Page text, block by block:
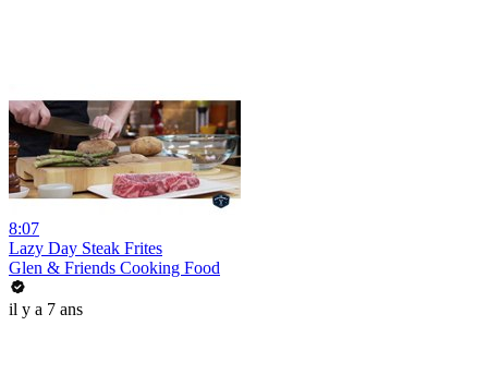
8:07
Lazy Day Steak Frites
Glen & Friends Cooking Food
il y a 7 ans